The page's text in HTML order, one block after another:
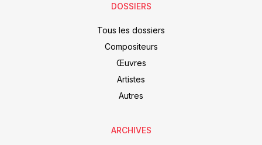
DOSSIERS
Tous les dossiers
Compositeurs
Œuvres
Artistes
Autres
ARCHIVES